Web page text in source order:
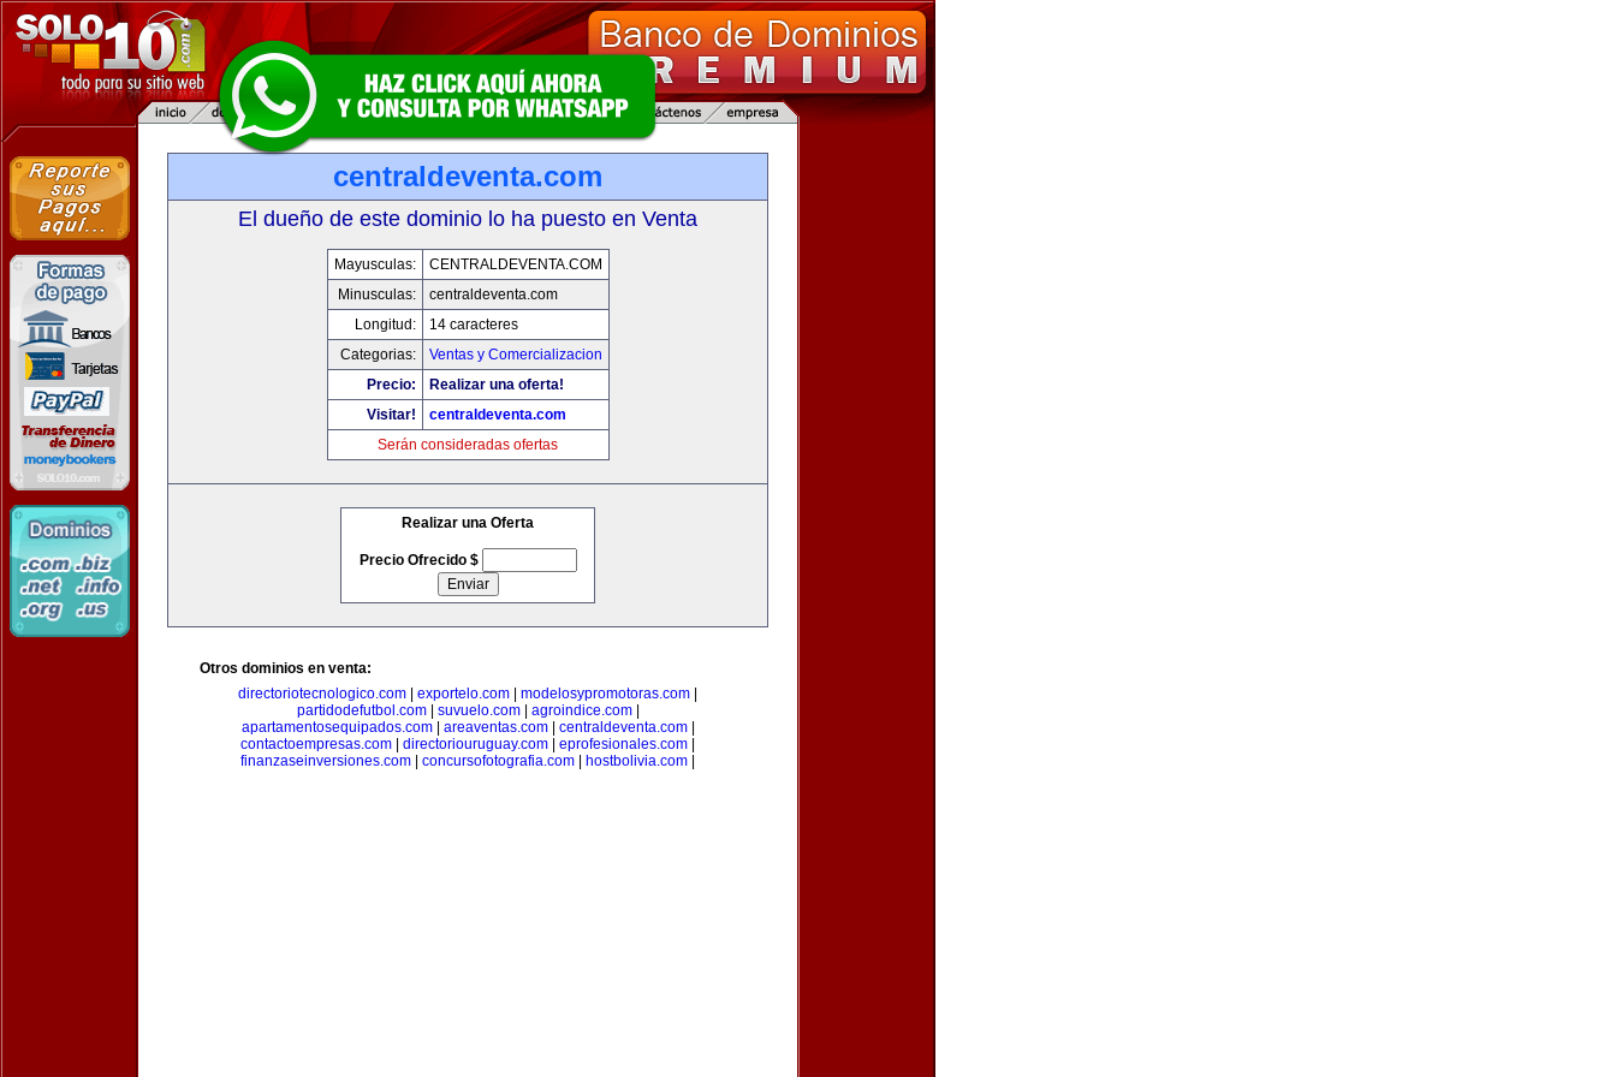
centraldeventa.com
El dueño de este dominio lo ha puesto en Venta
Mayusculas:
CENTRALDEVENTA.COM
Minusculas:
centraldeventa.com
Longitud:
14 caracteres
Categorias:
Ventas y Comercializacion
Precio:
Realizar una oferta!
Visitar!
centraldeventa.com
Serán consideradas ofertas
Realizar una Oferta
Precio Ofrecido $
Otros dominios en venta:
directoriotecnologico.com
exportelo.com modelosypromotoras.com
partidodefutbol.com| suvuelo.com| agroindice.com|
apartamentosequipados.com| areaventas.com| centraldeventa.com|
contactoempresas.com
directoriouruguay.com eprofesionales.com
finanzaseinversiones.com
concursofotografia.com hostbolivia.com